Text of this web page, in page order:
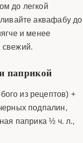
до легкой
аквафабу до
и менее
свежий.
паприкой
из рецептов) +
подпалин,
паприка ½ ч. л.,